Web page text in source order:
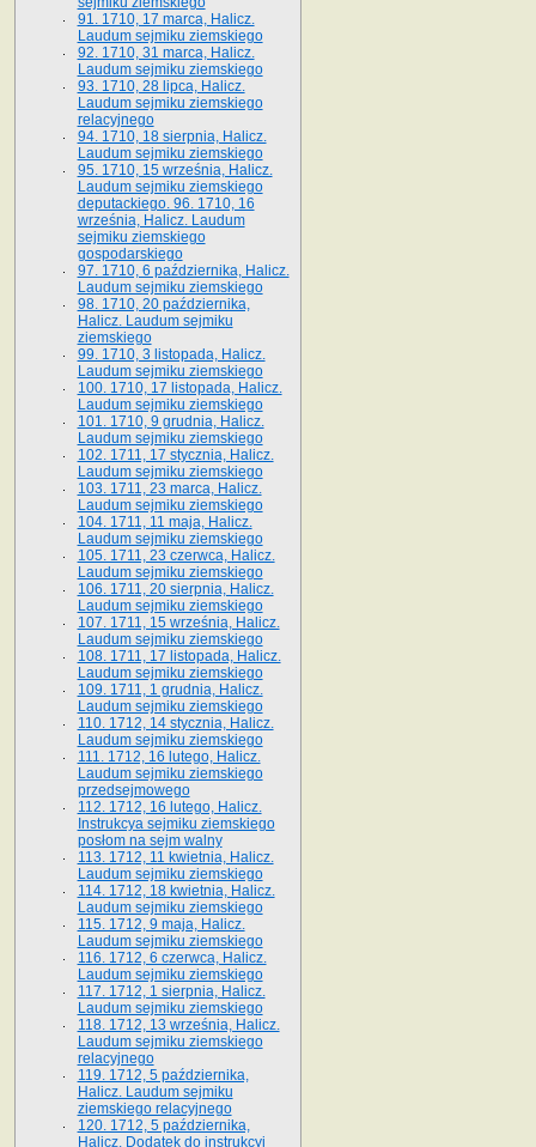
91. 1710, 17 marca, Halicz.
Laudum sejmiku ziemskiego
92. 1710, 31 marca, Halicz.
Laudum sejmiku ziemskiego
93. 1710, 28 lipca, Halicz.
Laudum sejmiku ziemskiego
relacyjnego
94. 1710, 18 sierpnia, Halicz.
Laudum sejmiku ziemskiego
95. 1710, 15 września, Halicz.
Laudum sejmiku ziemskiego
deputackiego. 96. 1710, 16
września, Halicz. Laudum
sejmiku ziemskiego
gospodarskiego
97. 1710, 6 października, Halicz.
Laudum sejmiku ziemskiego
98. 1710, 20 października,
Halicz. Laudum sejmiku
ziemskiego
99. 1710, 3 listopada, Halicz.
Laudum sejmiku ziemskiego
100. 1710, 17 listopada, Halicz.
Laudum sejmiku ziemskiego
101. 1710, 9 grudnia, Halicz.
Laudum sejmiku ziemskiego
102. 1711, 17 stycznia, Halicz.
Laudum sejmiku ziemskiego
103. 1711, 23 marca, Halicz.
Laudum sejmiku ziemskiego
104. 1711, 11 maja, Halicz.
Laudum sejmiku ziemskiego
105. 1711, 23 czerwca, Halicz.
Laudum sejmiku ziemskiego
106. 1711, 20 sierpnia, Halicz.
Laudum sejmiku ziemskiego
107. 1711, 15 września, Halicz.
Laudum sejmiku ziemskiego
108. 1711, 17 listopada, Halicz.
Laudum sejmiku ziemskiego
109. 1711, 1 grudnia, Halicz.
Laudum sejmiku ziemskiego
110. 1712, 14 stycznia, Halicz.
Laudum sejmiku ziemskiego
111. 1712, 16 lutego, Halicz.
Laudum sejmiku ziemskiego
przedsejmowego
112. 1712, 16 lutego, Halicz.
Instrukcya sejmiku ziemskiego
posłom na sejm walny
113. 1712, 11 kwietnia, Halicz.
Laudum sejmiku ziemskiego
114. 1712, 18 kwietnia, Halicz.
Laudum sejmiku ziemskiego
115. 1712, 9 maja, Halicz.
Laudum sejmiku ziemskiego
116. 1712, 6 czerwca, Halicz.
Laudum sejmiku ziemskiego
117. 1712, 1 sierpnia, Halicz.
Laudum sejmiku ziemskiego
118. 1712, 13 września, Halicz.
Laudum sejmiku ziemskiego
relacyjnego
119. 1712, 5 października,
Halicz. Laudum sejmiku
ziemskiego relacyjnego
120. 1712, 5 października,
Halicz. Dodatek do instrukcyi